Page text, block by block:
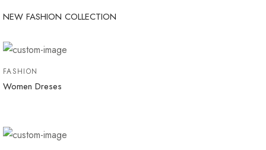
NEW FASHION COLLECTION
FASHION
Women Dreses